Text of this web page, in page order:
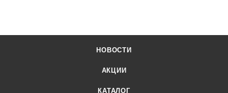
НОВОСТИ
АКЦИИ
КАТАЛОГ